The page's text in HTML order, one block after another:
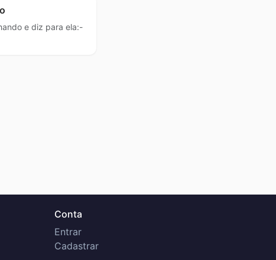
e diz para ela:-
Conta
Entrar
Cadastrar